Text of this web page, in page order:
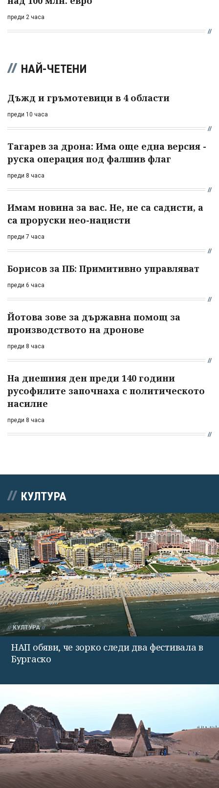
преди 2 часа
НАЙ-ЧЕТЕНИ
Дъжд и гръмотевици в 4 области
преди 10 часа
Тагарев за дрона: Има още една версия -
руска операция под фалшив флаг
преди 8 часа
Имам новина за вас. Не, не са садисти, а
са проруски нео-нацисти
преди 7 часа
Борисов за ПБ: Примитивно управляват
преди 6 часа
Йотова зове за държавна помощ за
производството на дронове
преди 8 часа
На днешния ден преди 140 години
русофилите започнаха с политическото
насилие
преди 8 часа
КУЛТУРА
КУЛТУРА
НАП обяви, че зорко следи два фестивала в
Бургаско